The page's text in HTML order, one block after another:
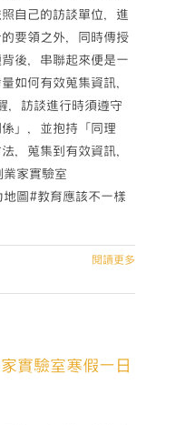
自己的訪談單位，進
要領之外，同時傳授
後，串聯起來便是一
如何有效蒐集資訊，
，訪談進行時須遵守
」，並抱持「同理
，蒐集到有效資訊，
家實驗室
圖#教育應該不一樣
閱讀更多
實驗室寒假一日